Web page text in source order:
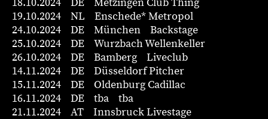
18.10.2024 DE Metzingen Club Thing
19.10.2024 NL Enschede* Metropol
24.10.2024 DE München Backstage
25.10.2024 DE Wurzbach Wellenkeller
26.10.2024 DE Bamberg Liveclub
14.11.2024 DE Düsseldorf Pitcher
15.11.2024 DE Oldenburg Cadillac
16.11.2024 DE tba tba
21.11.2024 AT Innsbruck Livestage